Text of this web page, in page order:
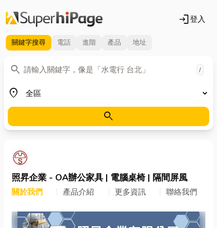
login登入
關鍵字搜尋 電話 進階 產品 地址
search
關鍵字 /
place
地區
search
照昇企業 - OA辦公家具 | 電腦桌椅 | 隔間屏風
關於我們 產品介紹 更多資訊 聯絡我們